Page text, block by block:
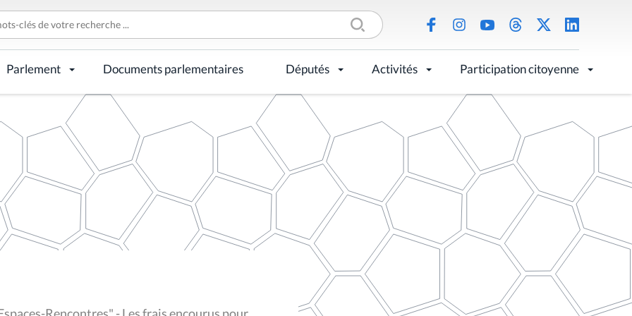
Parlement Documents parlementaires Députés Activités Participation citoyenne
Rencontres" - Les frais encourus pour